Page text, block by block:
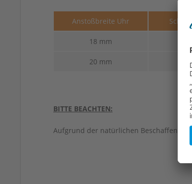
Anstoßbreite Uhr
18 mm
20 mm
BITTE BEACHTEN:
Aufgrund der natürlichen